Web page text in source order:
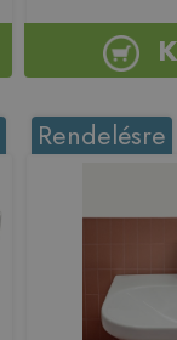
Rendelésre